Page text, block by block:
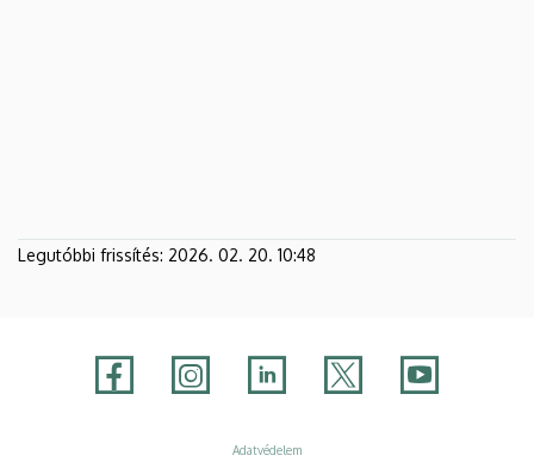
Legutóbbi frissítés: 2026. 02. 20. 10:48
Adatvédelem